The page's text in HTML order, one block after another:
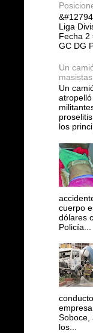
Liga
Fecha 2
GC DG
Un
Un
los
cuerpo
dólares
Policía...
Soboce,
los...